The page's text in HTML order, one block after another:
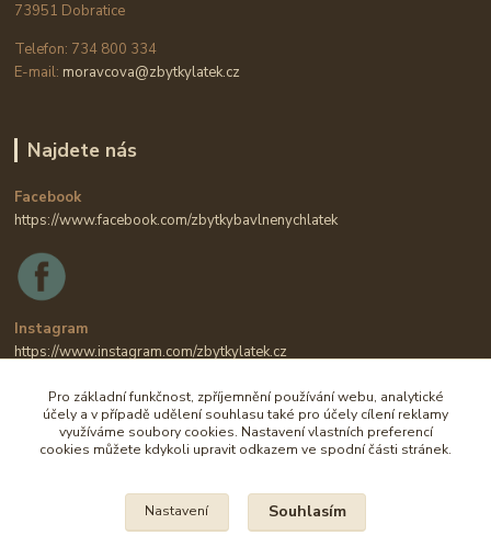
73951 Dobratice
Telefon: 734 800 334
E-mail: moravcova@zbytkylatek.cz
Najdete nás
Facebook
https://www.facebook.com/zbytkybavlnenychlatek
Instagram
https://www.instagram.com/zbytkylatek.cz
Pro základní funkčnost, zpříjemnění používání webu, analytické
účely a v případě udělení souhlasu také pro účely cílení reklamy
využíváme soubory cookies. Nastavení vlastních preferencí
cookies můžete kdykoli upravit odkazem ve spodní části stránek.
Nastavení Souhlasím